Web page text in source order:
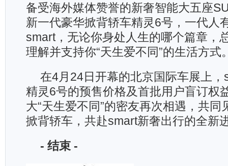
备受海外媒体赞誉的新奢智能大五座
新一代豪华掀背轿车精灵6号，一代人
smart，无论你身处人生的哪个篇章，
理解并支持你“天生爱不同”的生活方式
在4月24日开幕的北京国际车展上
精灵6号的预售价格及首批用户盲订权
大“天生爱不同”的密友再次相遇，共同
掀背轿车，共赴smart新奢出行的全新
- 结束 -